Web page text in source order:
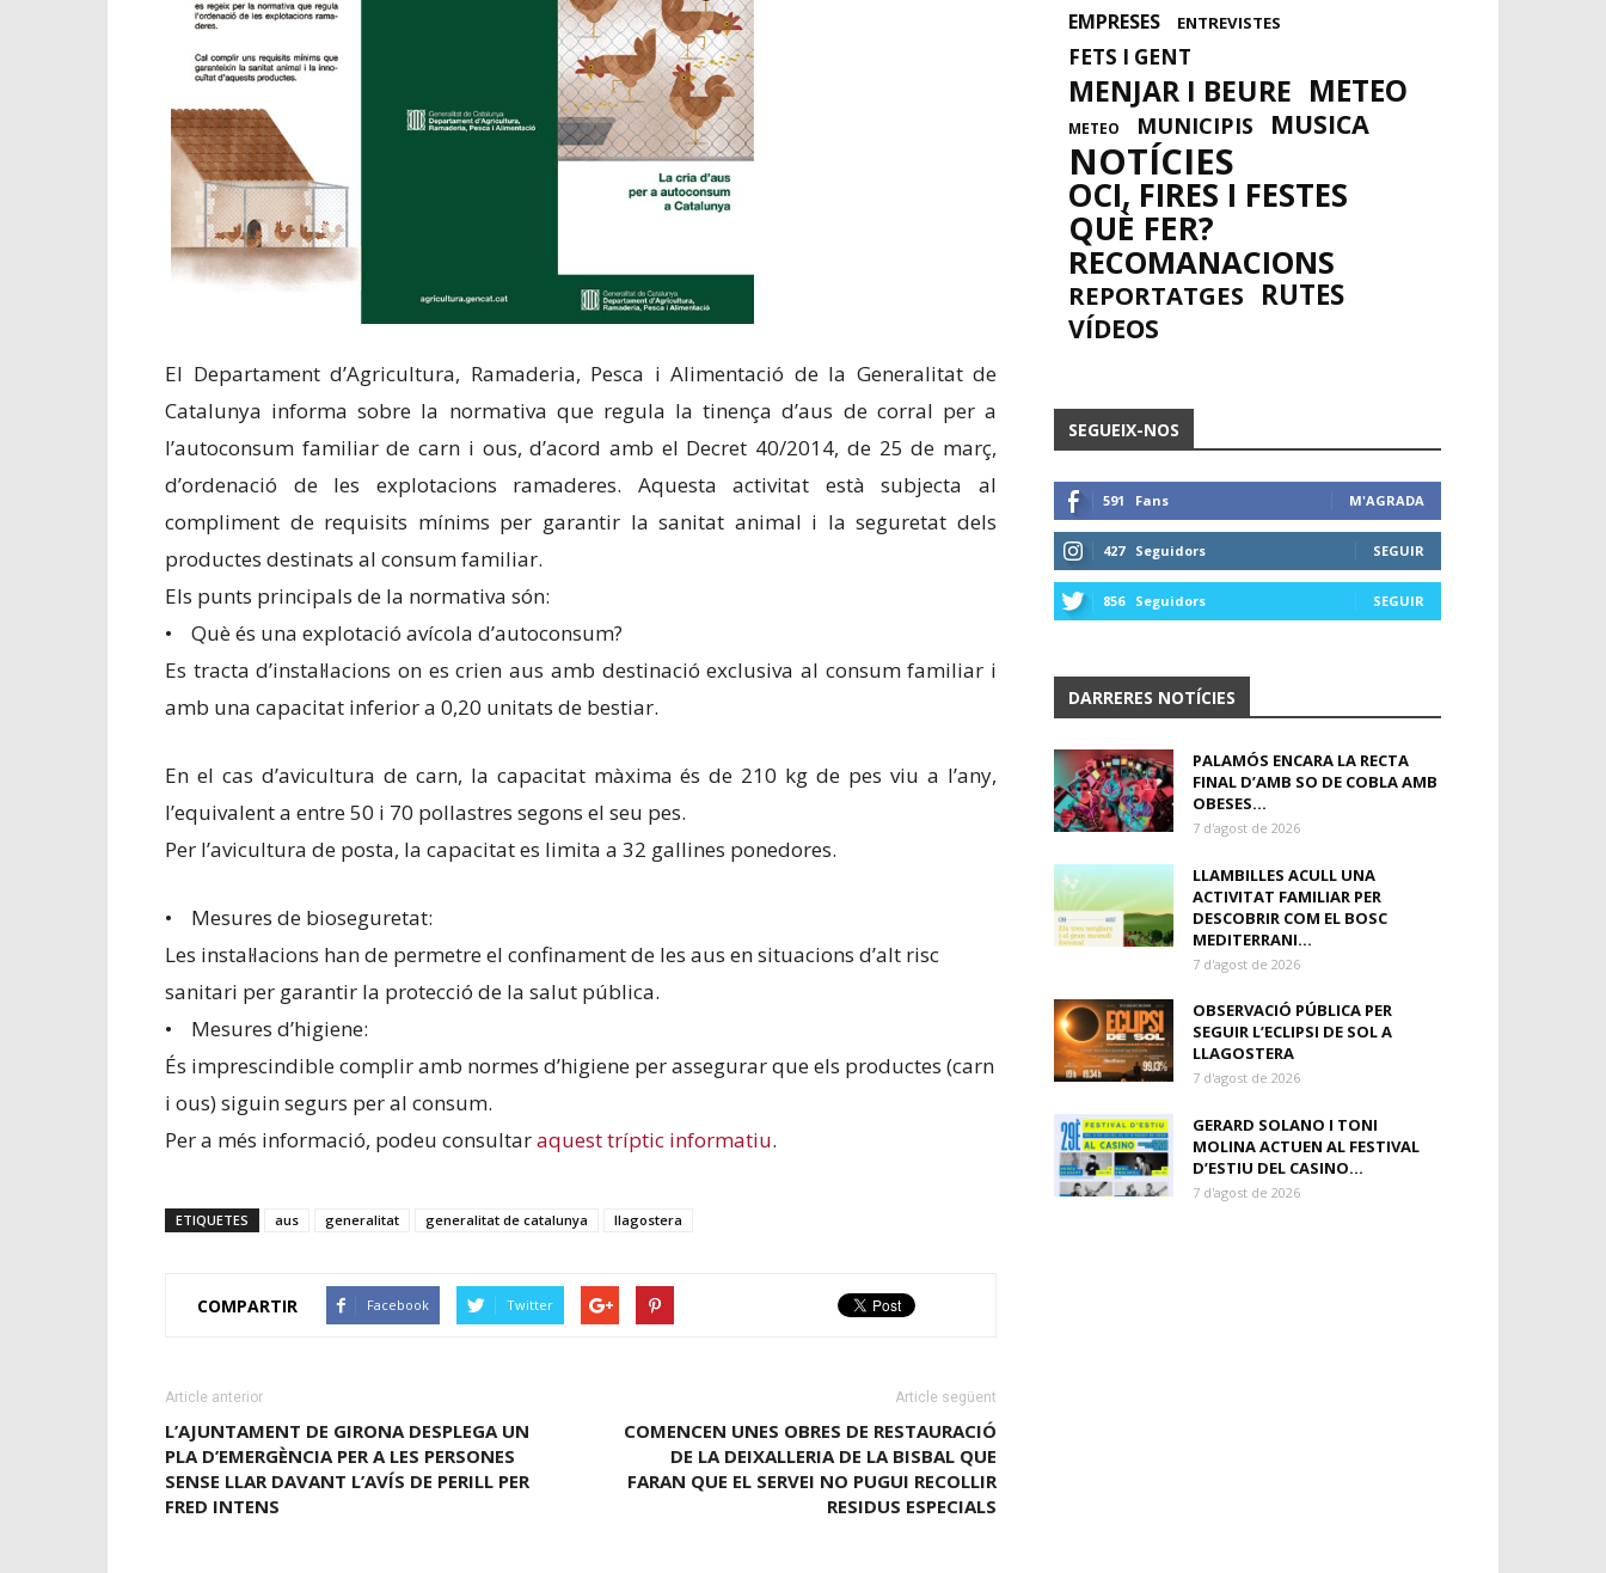
El Departament d’Agricultura, Ramaderia, Pesca i Alimentació de la Generalitat de
Catalunya informa sobre la normativa que regula la tinença d’aus de corral per a
l’autoconsum familiar de carn i ous, d’acord amb el Decret 40/2014, de 25 de març,
d’ordenació de les explotacions ramaderes. Aquesta activitat està subjecta al
compliment de requisits mínims per garantir la sanitat animal i la seguretat dels
productes destinats al consum familiar.
Els punts principals de la normativa són:
• Què és una explotació avícola d’autoconsum?
Es tracta d’instal·lacions on es crien aus amb destinació exclusiva al consum familiar i
amb una capacitat inferior a 0,20 unitats de bestiar.
En el cas d’avicultura de carn, la capacitat màxima és de 210 kg de pes viu a l’any,
l’equivalent a entre 50 i 70 pollastres segons el seu pes.
Per l’avicultura de posta, la capacitat es limita a 32 gallines ponedores.
• Mesures de bioseguretat:
Les instal·lacions han de permetre el confinament de les aus en situacions d’alt risc
sanitari per garantir la protecció de la salut pública.
• Mesures d’higiene:
És imprescindible complir amb normes d’higiene per assegurar que els productes (carn
i ous) siguin segurs per al consum.
Per a més informació, podeu consultaraquest tríptic informatiu.
ETIQUETES aus generalitat generalitat de catalunya llagostera
COMPARTIR Facebook Twitter
Article anterior
L’AJUNTAMENT DE GIRONA DESPLEGA UN
PLA D’EMERGÈNCIA PER A LES PERSONES
SENSE LLAR DAVANT L’AVÍS DE PERILL PER
FRED INTENS
Article següent
COMENCEN UNES OBRES DE RESTAURACIÓ
DE LA DEIXALLERIA DE LA BISBAL QUE
FARAN QUE EL SERVEI NO PUGUI RECOLLIR
RESIDUS ESPECIALS
EMPRESES ENTREVISTES
FETS I GENT
MENJAR I BEURE METEO
METEO MUNICIPIS MUSICA
NOTÍCIES
OCI, FIRES I FESTES
QUÈ FER?
RECOMANACIONS
REPORTATGES RUTES
VÍDEOS
SEGUEIX-NOS
591 Fans M'AGRADA
427 Seguidors SEGUIR
856 Seguidors SEGUIR
DARRERES NOTÍCIES
PALAMÓS ENCARA LA RECTA
FINAL D’AMB SO DE COBLA AMB
OBESES...
7 d'agost de 2026
LLAMBILLES ACULL UNA
ACTIVITAT FAMILIAR PER
DESCOBRIR COM EL BOSC
MEDITERRANI...
7 d'agost de 2026
OBSERVACIÓ PÚBLICA PER
SEGUIR L’ECLIPSI DE SOL A
LLAGOSTERA
7 d'agost de 2026
GERARD SOLANO I TONI
MOLINA ACTUEN AL FESTIVAL
D’ESTIU DEL CASINO...
7 d'agost de 2026